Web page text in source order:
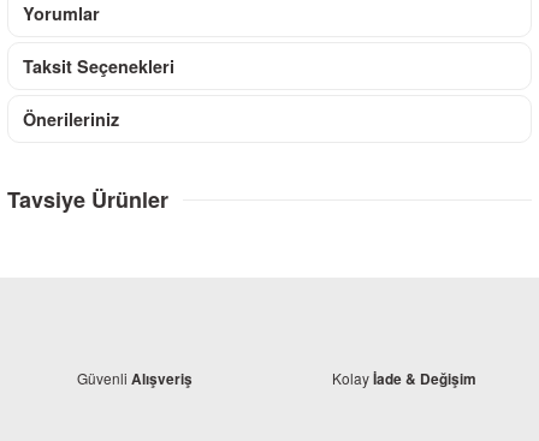
Yorumlar
Taksit Seçenekleri
Önerileriniz
Tavsiye Ürünler
Güvenli Alışveriş Kolayİade & Değişim